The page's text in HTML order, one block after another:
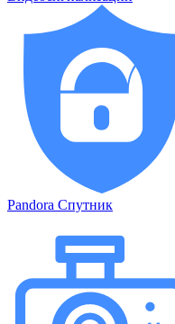
Pandora Спутник